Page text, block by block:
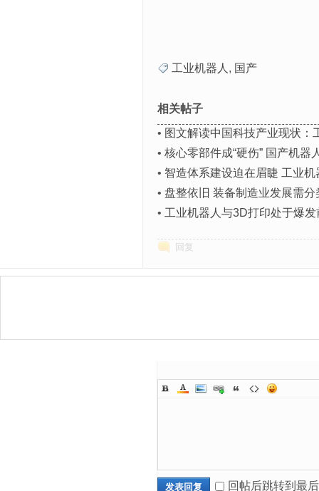
工业机器人 , 国产
相关帖子
• 图文解读中国科技产业现状：
• 核心零部件成“硬伤” 国产机器
• 智造体系建设迫在眉睫 工业
• 盘整依旧 装备制造业发展需分
• 工业机器人与3D打印处于爆发
回复
发表回复 回帖后跳转到最